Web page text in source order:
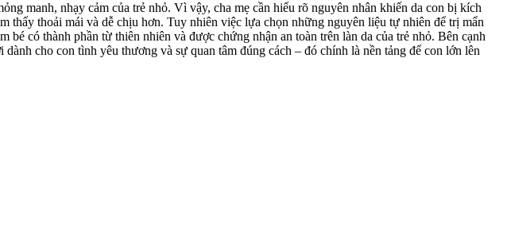
manh, nhạy cảm của trẻ nhỏ. Vì vậy, cha mẹ cần hiểu rõ nguyên nhân khiến da con bị kích
thấy thoải mái và dễ chịu hơn. Tuy nhiên việc lựa chọn những nguyên liệu tự nhiên để trị mẩn
có thành phần từ thiên nhiên và được chứng nhận an toàn trên làn da của trẻ nhỏ. Bên cạnh
cho con tình yêu thương và sự quan tâm đúng cách – đó chính là nền tảng để con lớn lên